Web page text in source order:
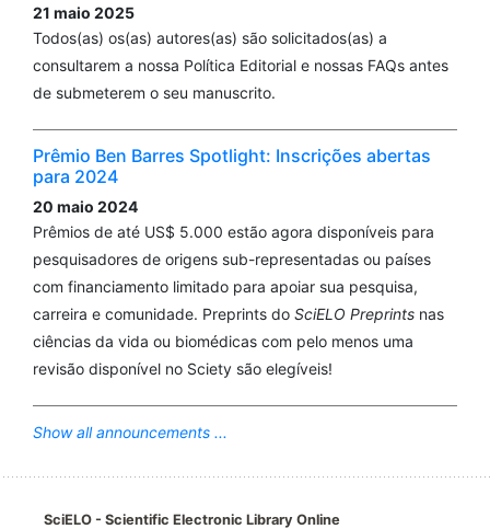
21 maio 2025
Todos(as) os(as) autores(as) são solicitados(as) a
consultarem a nossa Política Editorial e nossas FAQs antes
de submeterem o seu manuscrito.
Prêmio Ben Barres Spotlight: Inscrições abertas
para 2024
20 maio 2024
Prêmios de até US$ 5.000 estão agora disponíveis para
pesquisadores de origens sub-representadas ou países
com financiamento limitado para apoiar sua pesquisa,
carreira e comunidade. Preprints do SciELO Preprints nas
ciências da vida ou biomédicas com pelo menos uma
revisão disponível no Sciety são elegíveis!
Show all announcements ...
SciELO - Scientific Electronic Library Online